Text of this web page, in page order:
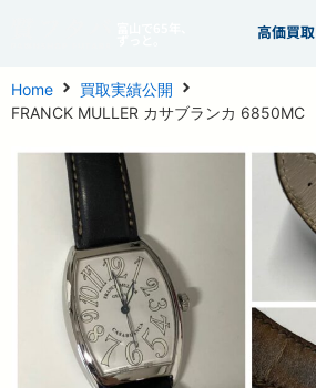
高価買取
Home
買取実績公開
FRANCK MULLER カサブランカ 6850MC